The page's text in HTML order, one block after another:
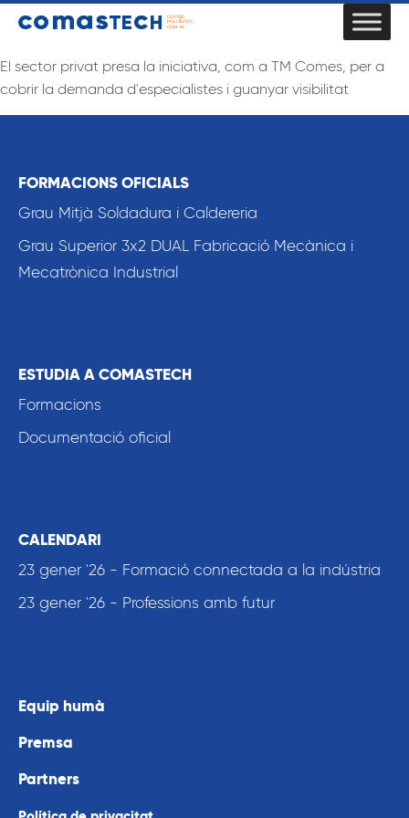
El sector privat presa la iniciativa, com a TM Comes, per a
cobrir la demanda d'especialistes i guanyar visibilitat
FORMACIONS OFICIALS
Grau Mitjà Soldadura i Caldereria
Grau Superior 3x2 DUAL Fabricació Mecànica i
Mecatrònica Industrial
ESTUDIA A COMASTECH
Formacions
Documentació oficial
CALENDARI
23 gener '26 - Formació connectada a la indústria
23 gener '26 - Professions amb futur
Equip humà
Premsa
Partners